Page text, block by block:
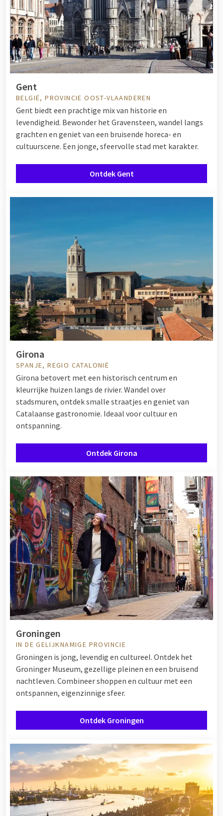
Gent
BELGIË, PROVINCIE OOST-VLAANDEREN
Gent biedt een prachtige mix van historie en
levendigheid. Bewonder het Gravensteen, wandel langs
grachten en geniet van een bruisende horeca- en
cultuurscene. Een jonge, sfeervolle stad met karakter.
Ontdek Gent
Girona
SPANJE, REGIO CATALONIË
Girona betovert met een historisch centrum en
kleurrijke huizen langs de rivier. Wandel over
stadsmuren, ontdek smalle straatjes en geniet van
Catalaanse gastronomie. Ideaal voor cultuur en
ontspanning.
Ontdek Girona
Groningen
IN DE GELIJKNAMIGE PROVINCIE
Groningen is jong, levendig en cultureel. Ontdek het
Groninger Museum, gezellige pleinen en een bruisend
nachtleven. Combineer shoppen en cultuur met een
ontspannen, eigenzinnige sfeer.
Ontdek Groningen